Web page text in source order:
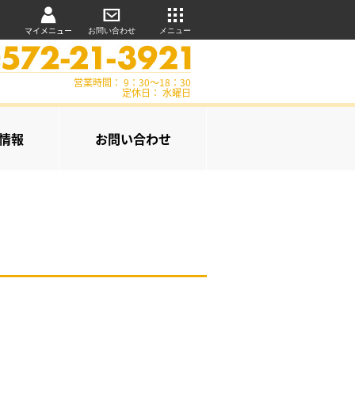
マイメニュー お問い合わせ メニュー
営業時間： 9：30～18：30
定休日： 水曜日
報 お問い合わせ